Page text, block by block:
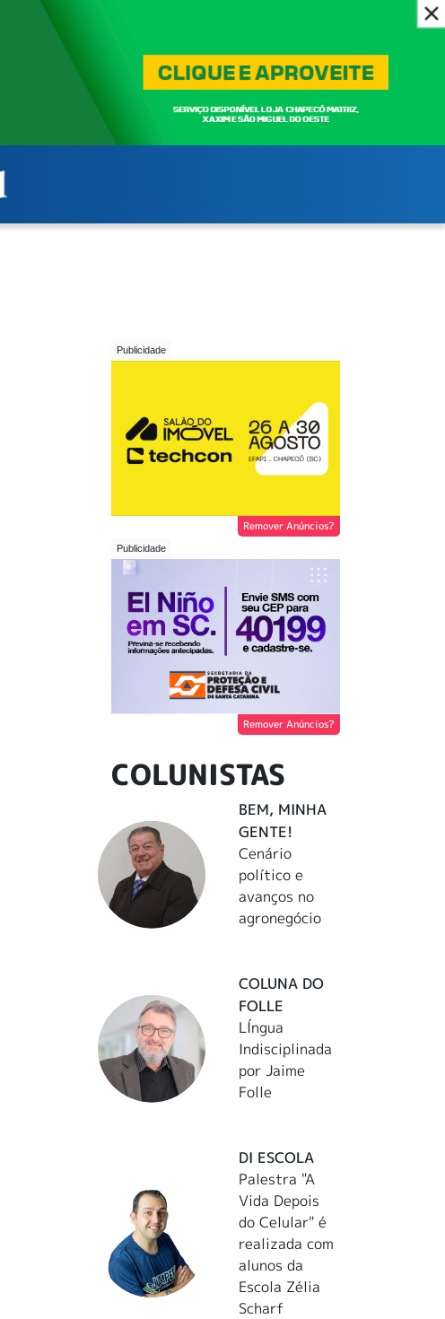
Remover Anúncios?
Remover Anúncios?
COLUNISTAS
BEM, MINHA
GENTE!
Cenário
político e
avanços no
agronegócio
COLUNA DO
FOLLE
LÍngua
Indisciplinada
por Jaime
Folle
DI ESCOLA
Palestra "A
Vida Depois
do Celular" é
realizada com
alunos da
Escola Zélia
Scharf